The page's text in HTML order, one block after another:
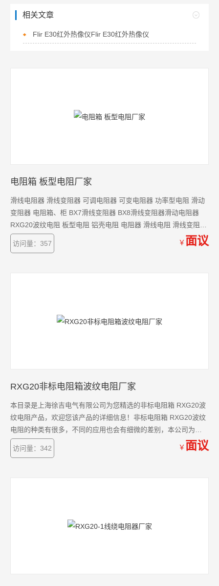
相关文章
Flir E30红外热像仪Flir E30红外热像仪
电阻箱 板型电阻厂家
滑线电阻器 滑线变阻器 可调电阻器 可变电阻器 功率型电阻 滑动
变阻器 电阻箱、柜 BX7滑线变阻器 BX8滑线变阻器滑动电阻器
RXG20波纹电阻 板型电阻 铝壳电阻 电阻器 滑线电阻 滑线变阻
RXG管型电阻 负载电阻箱
访问量：357
￥ 面议
RXG20非标电阻箱波纹电阻厂家
本目录是上海徐吉电气有限公司为您精选的非标电阻箱 RXG20波
纹电阻产品，欢迎您该产品的详细信息！非标电阻箱 RXG20波纹
电阻的种类有很多，不同的应用也会有细微的差别，本公司为您
提供*的解决方案。
访问量：342
￥ 面议